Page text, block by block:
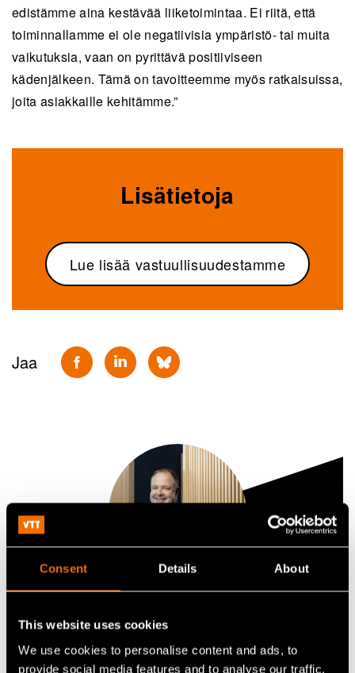
Consent Details About
This website uses cookies
We use cookies to personalise content and ads, to
provide social media features and to analyse our traffic.
edistämme aina kestävää liiketoimintaa. Ei riitä, että
toiminnallamme ei ole negatiivisia ympäristö- tai muita
vaikutuksia, vaan on pyrittävä positiiviseen
kädenjälkeen. Tämä on tavoitteemme myös ratkaisuissa,
joita asiakkaille kehitämme.”
Lisätietoja
Lue lisää vastuullisuudestamme
Jaa
Jussi Manninen
Senior Vice President